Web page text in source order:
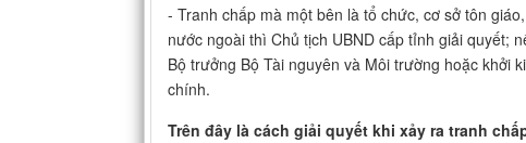
- Tranh chấp mà một bên là tổ chức, cơ sở tôn
nước ngoài thì Chủ tịch UBND cấp tỉnh giải quyết;
Bộ trưởng Bộ Tài nguyên và Môi trường hoặc khởi
chính.
Trên đây là cách giải quyết khi xảy ra tranh